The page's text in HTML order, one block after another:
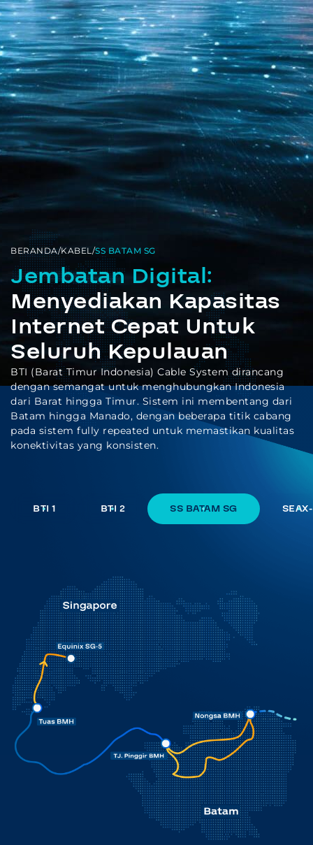
BERANDA/KABEL/SS BATAM SG
Jembatan Digital:
Menyediakan Kapasitas
Internet Cepat Untuk
Seluruh Kepulauan
BTI (Barat Timur Indonesia) Cable System dirancang
dengan semangat untuk menghubungkan Indonesia
dari Barat hingga Timur. Sistem ini membentang dari
Batam hingga Manado, dengan beberapa titik cabang
pada sistem fully repeated untuk memastikan kualitas
konektivitas yang konsisten.
BTI 1 BTI 2 SS BATAM SG